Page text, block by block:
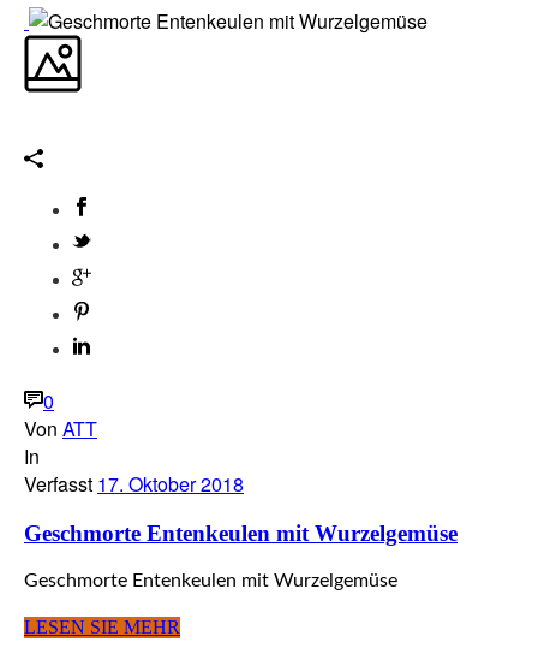
0
Von ATT
In
Verfasst 17. Oktober 2018
Geschmorte Entenkeulen mit Wurzelgemüse
Geschmorte Entenkeulen mit Wurzelgemüse
LESEN SIE MEHR